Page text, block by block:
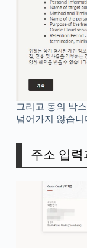
그리고 동의 박
넘어가지 않습
주소 입력